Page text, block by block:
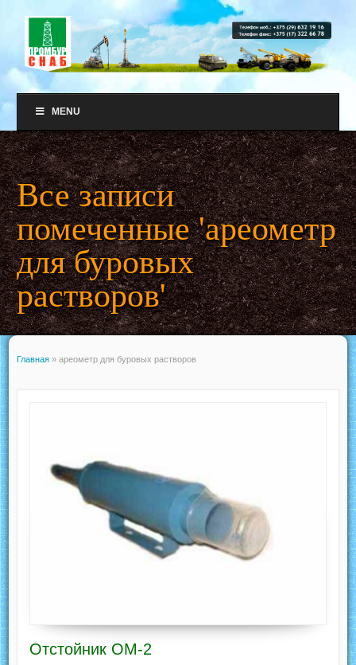
MENU
Все записи
помеченные 'ареометр
для буровых
растворов'
Главная » ареометр для буровых растворов
Отстойник ОМ-2